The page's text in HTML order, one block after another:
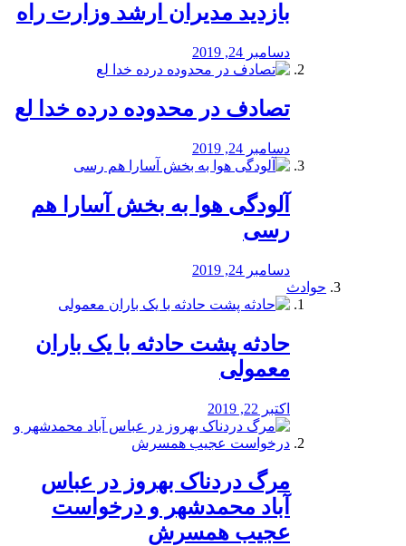
بازدید مدیران ارشد وزارت راه
دسامبر 24, 2019
تصادف در محدوده درده خدا لع
دسامبر 24, 2019
آلودگی هوا به بخش آسارا هم
رسی
دسامبر 24, 2019
حوادث
️حادثه پشت حادثه با یک باران
معمولی
اکتبر 22, 2019
مرگ دردناک بهروز در عباس
آباد محمدشهر و درخواست
عجیب همسرش